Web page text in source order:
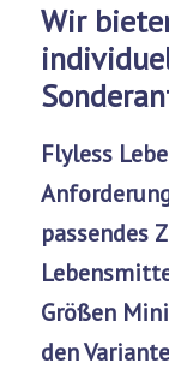
Wir
Flyless
passendes
Größen
den